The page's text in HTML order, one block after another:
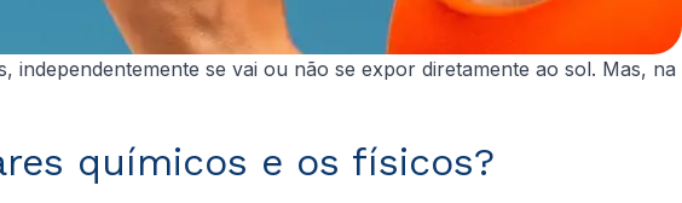
se vai ou não se expor diretamente ao sol. Mas, na
químicos e os físicos?